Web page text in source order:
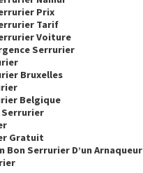
Prix
Tarif
Voiture
Serrurier
Bruxelles
Belgique
Gratuit
Bon Serrurier D’un Arnaqueur